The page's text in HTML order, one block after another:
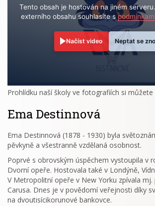
Tento obsah je hostován na jiném
externího obsahu souhlasíte s
Načíst video Neptat se
Prohlídku naší školy ve fotografiích si
Ema Destinnová
Ema Destinnová (1878 - 1930) byla
pěvkyně a všestranně vzdělaná osobnost.
Poprvé s obrovským úspěchem vystoupila v
Dvorní opeře. Hostovala také v Londýně,
V Metropolitní opeře v New Yorku zpívala mj.
Carusa. Dnes je v povědomí veřejnosti díky
na dvoutisícikorunové bankovce.